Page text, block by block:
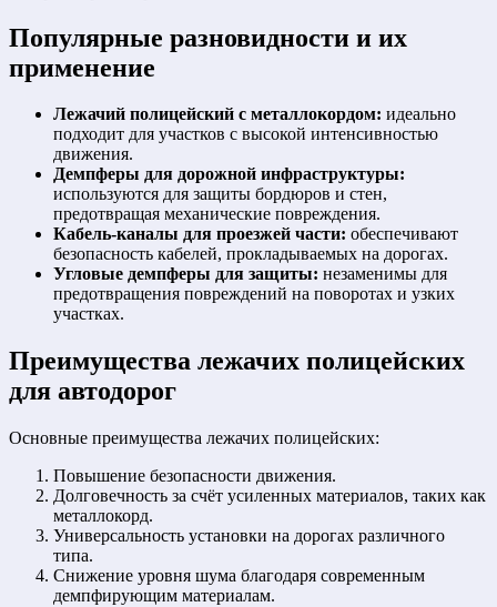
Популярные разновидности и их
применение
Лежачий полицейский с металлокордом: идеально
подходит для участков с высокой интенсивностью
движения.
Демпферы для дорожной инфраструктуры:
используются для защиты бордюров и стен,
предотвращая механические повреждения.
Кабель-каналы для проезжей части: обеспечивают
безопасность кабелей, прокладываемых на дорогах.
Угловые демпферы для защиты: незаменимы для
предотвращения повреждений на поворотах и узких
участках.
Преимущества лежачих полицейских
для автодорог
Основные преимущества лежачих полицейских:
Повышение безопасности движения.
Долговечность за счёт усиленных материалов, таких как
металлокорд.
Универсальность установки на дорогах различного
типа.
Снижение уровня шума благодаря современным
демпфирующим материалам.